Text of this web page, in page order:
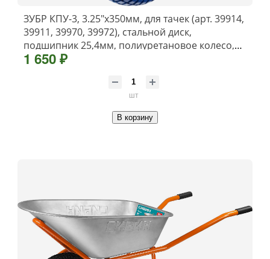
ЗУБР КПУ-3, 3.25″х350мм, для тачек (арт. 39914,
39911, 39970, 39972), стальной диск,
подшипник 25,4мм, полиуретановое колесо,
Профессионал (39912-3)
1 650 ₽
шт
В корзину